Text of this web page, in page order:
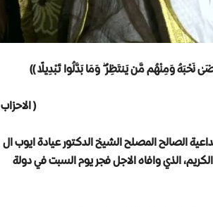
نَحْبَهُ وَمِنْهُم مَّن يَنتَظِرُ ۖ وَمَا بَدَّلُوا تَبْدِيلًا ))
( الاحزاب 23 )
الصالح المصلح الشيخ الدكتور عيادة ايوب ال
الذي وافاه الاجل فجر يوم السبت في دولة